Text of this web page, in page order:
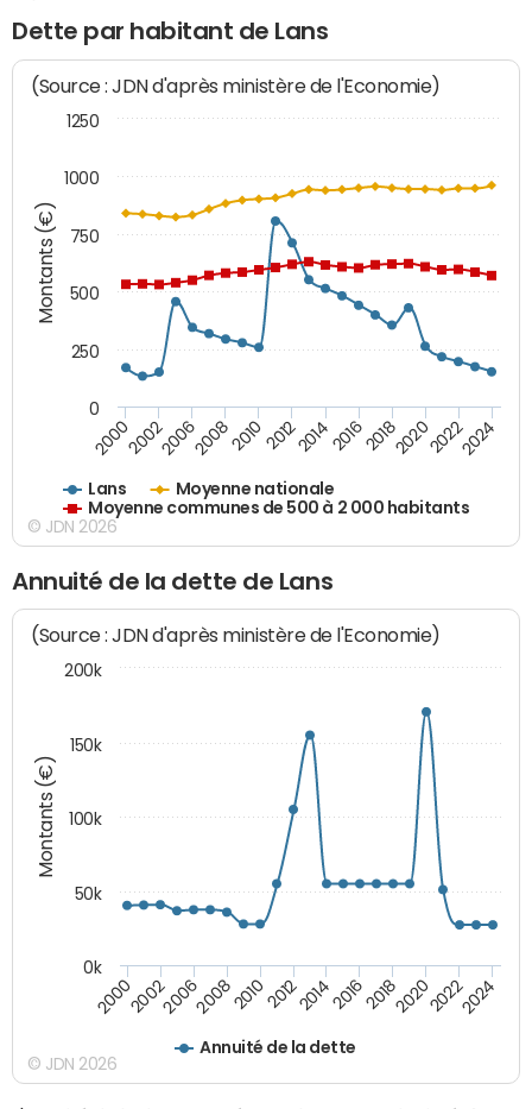
Dette par habitant de Lans
Montants (€)
(Source : JDN d'après ministère de l'Economie)
Lans
Moyenne nationale
Moyenne communes de 500 à 2 000 habitants
200020022006200820102012201420162018202020222024
0
250
500
750
1000
1250
© JDN 2026
Annuité de la dette de Lans
Montants (€)
(Source : JDN d'après ministère de l'Economie)
Annuité de la dette
200020022006200820102012201420162018202020222024
0k
50k
100k
150k
200k
© JDN 2026